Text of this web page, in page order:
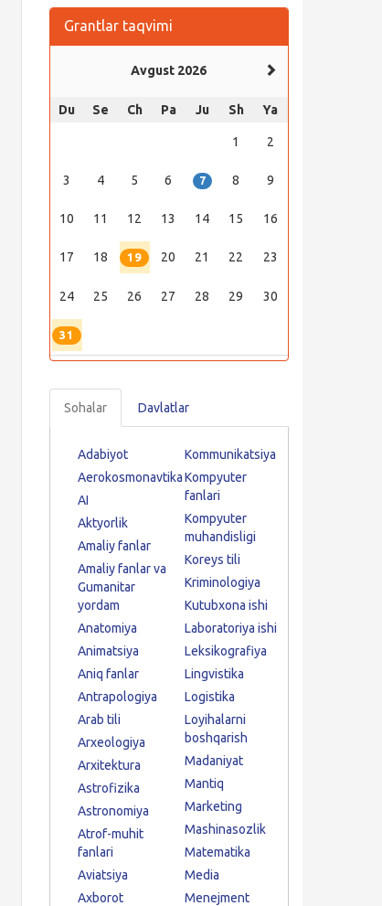
Grantlar taqvimi
Avgust 2026
Du Se Ch Pa Ju Sh Ya
1 2
3 4 5 6 7 8 9
10 11 12 13 14 15 16
17 18 19 20 21 22 23
24 25 26 27 28 29 30
31
Sohalar Davlatlar
Adabiyot
Aerokosmonavtika
AI
Aktyorlik
Amaliy fanlar
Amaliy fanlar va
Gumanitar
yordam
Anatomiya
Animatsiya
Aniq fanlar
Antrapologiya
Arab tili
Arxeologiya
Arxitektura
Astrofizika
Astronomiya
Atrof-muhit
fanlari
Aviatsiya
Axborot
Kommunikatsiya
Kompyuter
fanlari
Kompyuter
muhandisligi
Koreys tili
Kriminologiya
Kutubxona ishi
Laboratoriya ishi
Leksikografiya
Lingvistika
Logistika
Loyihalarni
boshqarish
Madaniyat
Mantiq
Marketing
Mashinasozlik
Matematika
Media
Menejment